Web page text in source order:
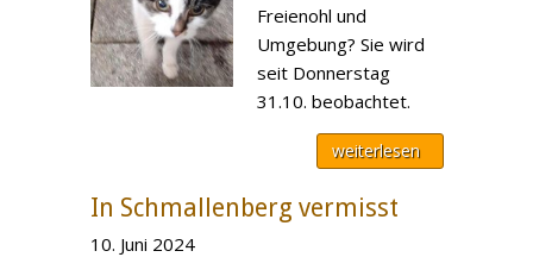
Freienohl und
Umgebung? Sie wird
seit Donnerstag
31.10. beobachtet.
weiterlesen
In Schmallenberg vermisst
10. Juni 2024